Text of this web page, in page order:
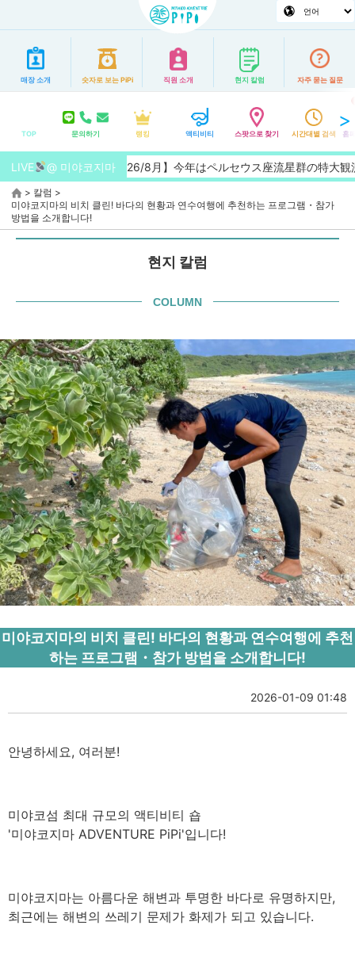
매장 소개 숫자로 보는 PiPi 직원 소개 현지 칼럼 자주 묻는 질문
TOP 문의하기 랭킹 액티비티 스팟으로 찾기 시간대별 검색 홈
LIVE @ 미야코지마
【2026/8月】今年はペルセウス座流星群の特大観測チャンス
> 칼럼 >
미야코지마의 비치 클린! 바다의 현황과 연수여행에 추천하는 프로그램・참가
방법을 소개합니다!
현지 칼럼
COLUMN
미야코지마의 비치 클린! 바다의 현황과 연수여행에 추천
하는 프로그램・참가 방법을 소개합니다!
2026-01-09 01:48
안녕하세요, 여러분!
미야코섬 최대 규모의 액티비티 숍
'미야코지마 ADVENTURE PiPi'입니다!
미야코지마는 아름다운 해변과 투명한 바다로 유명하지만,
최근에는 해변의 쓰레기 문제가 화제가 되고 있습니다.